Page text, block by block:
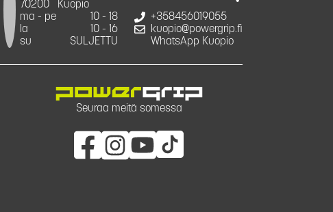
70200
Kuopio
ma - pe
10 - 18
la
10 - 16
su
SULJETTU
+358456019055
kuopio@powergrip.fi
WhatsApp Kuopio
Seuraa meitä somessa